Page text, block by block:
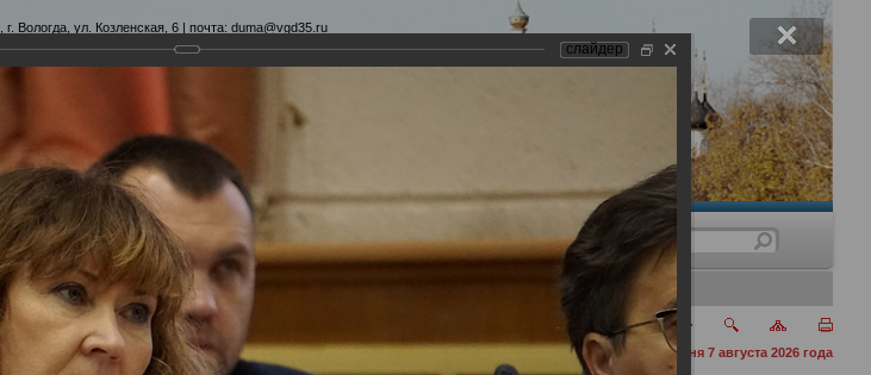
г. Вологда, ул. Козленская, 6 | почта: duma@vgd35.ru
www.duma-vologda.ru
Контакты Депутатские объединения
сегодня 7 августа 2026 года
слайдер